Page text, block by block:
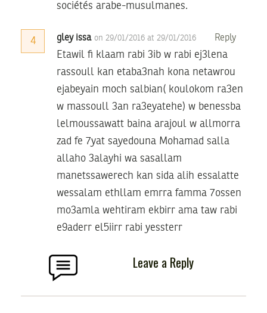
sociétés arabe-musulmanes.
4 gley issa on 29/01/2016 at 29/01/2016 Reply
Etawil fi klaam rabi 3ib w rabi ej3lena
rassoull kan etaba3nah kona netawrou
ejabeyain moch salbian( koulokom ra3en
w massoull 3an ra3eyatehe) w benessba
lelmoussawatt baina arajoul w allmorra
zad fe 7yat sayedouna Mohamad salla
allaho 3alayhi wa sasallam
manetssawerech kan sida alih essalatte
wessalam ethllam emrra famma 7ossen
mo3amla wehtiram ekbirr ama taw rabi
e9aderr el5iirr rabi yessterr
Leave a Reply